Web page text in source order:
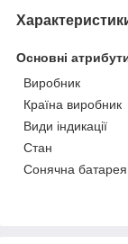
Основні
Виробник
Країна виробник
Види індикації
Стан
Сонячна батарея